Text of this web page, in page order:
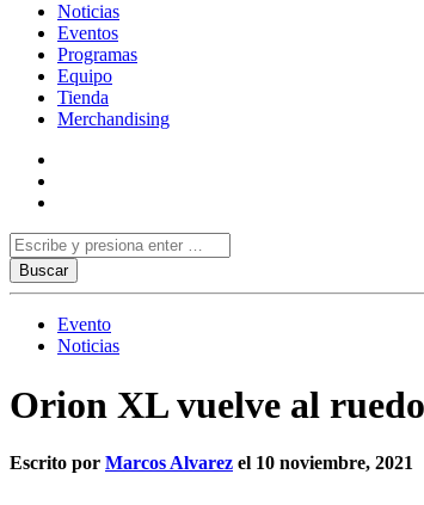
Noticias
Eventos
Programas
Equipo
Tienda
Merchandising
Evento
Noticias
Orion XL vuelve al
Escrito por Marcos Alvarez el 10 noviembre, 2021